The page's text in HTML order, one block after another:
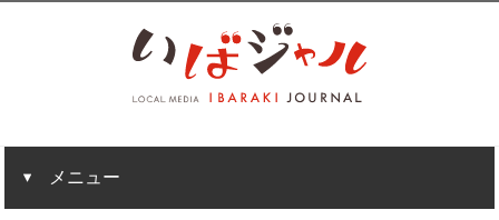
メニュー